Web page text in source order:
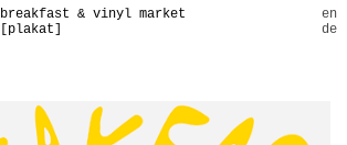
en
de
breakfast & vinyl market
[plakat]